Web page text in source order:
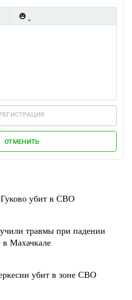
РЕГИСТРАЦИЯ
ОТМЕНИТЬ
убит в СВО
травмы при падении
в Махачкале
убит в зоне СВО